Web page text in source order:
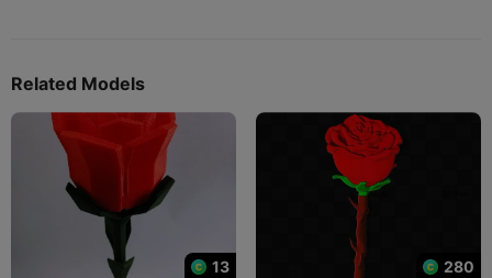
Related Models
13
280